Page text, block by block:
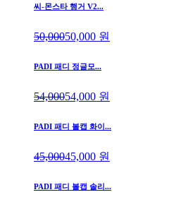
씨-몬스타 행거 V2...
50,00050,000 원
PADI 패디 정글모...
54,00054,000 원
PADI 패디 볼캡 화이...
45,00045,000 원
PADI 패디 볼캡 솔리...